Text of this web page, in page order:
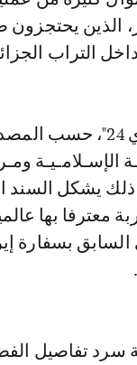
الذين
التراب
وخلص تقرير "إي
الإسـلامـيـة
يشكل السند
معترفا بها
السابق بسفارة
سرد تفاصيل